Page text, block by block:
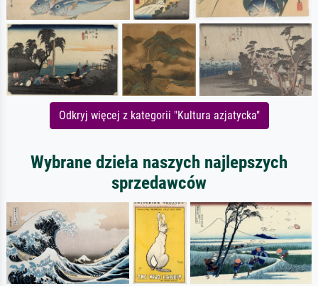
Odkryj więcej z kategorii "Kultura azjatycka"
Wybrane dzieła naszych najlepszych
sprzedawców